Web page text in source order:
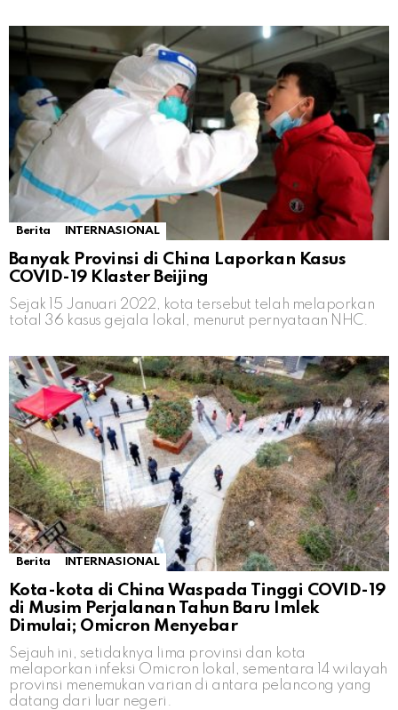
Berita INTERNASIONAL
Banyak Provinsi di China Laporkan Kasus
COVID-19 Klaster Beijing
Sejak 15 Januari 2022, kota tersebut telah melaporkan
total 36 kasus gejala lokal, menurut pernyataan NHC.
Berita INTERNASIONAL
Kota-kota di China Waspada Tinggi COVID-19
di Musim Perjalanan Tahun Baru Imlek
Dimulai; Omicron Menyebar
Sejauh ini, setidaknya lima provinsi dan kota
melaporkan infeksi Omicron lokal, sementara 14 wilayah
provinsi menemukan varian di antara pelancong yang
datang dari luar negeri.